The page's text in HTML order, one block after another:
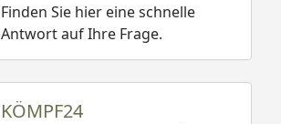
Finden Sie hier eine schnelle
Antwort auf Ihre Frage.
KÖMPF24